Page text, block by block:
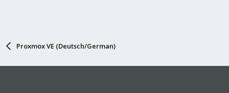
Proxmox VE (Deutsch/German)